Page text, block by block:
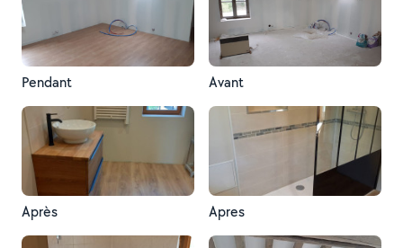
Pendant Avant
Après Apres